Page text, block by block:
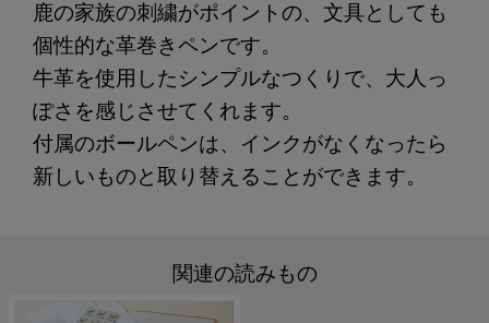
鹿の家族の刺繍がポイントの、文具としても
個性的な革巻きペンです。
牛革を使用したシンプルなつくりで、大人っ
ぽさを感じさせてくれます。
付属のボールペンは、インクがなくなったら
新しいものと取り替えることができます。
関連の読みもの